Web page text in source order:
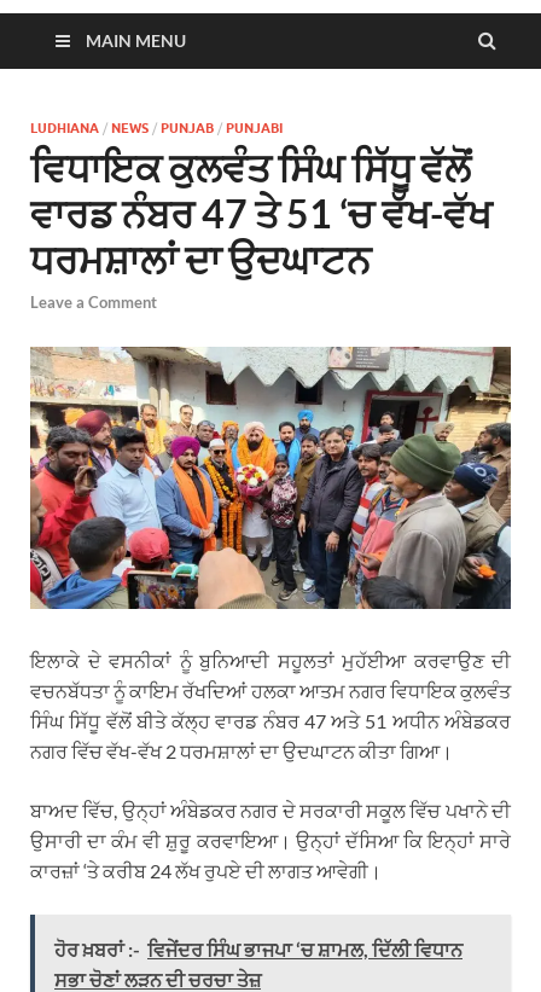
MAIN MENU
LUDHIANA / NEWS / PUNJAB / PUNJABI
ਵਿਧਾਇਕ ਕੁਲਵੰਤ ਸਿੰਘ ਸਿੱਧੂ ਵੱਲੋਂ
ਵਾਰਡ ਨੰਬਰ 47 ਤੇ 51 ‘ਚ ਵੱਖ-ਵੱਖ
ਧਰਮਸ਼ਾਲਾਂ ਦਾ ਉਦਘਾਟਨ
Leave a Comment
ਇਲਾਕੇ ਦੇ ਵਸਨੀਕਾਂ ਨੂੰ ਬੁਨਿਆਦੀ ਸਹੂਲਤਾਂ ਮੁਹੱਈਆ ਕਰਵਾਉਣ ਦੀ
ਵਚਨਬੱਧਤਾ ਨੂੰ ਕਾਇਮ ਰੱਖਦਿਆਂ ਹਲਕਾ ਆਤਮ ਨਗਰ ਵਿਧਾਇਕ ਕੁਲਵੰਤ
ਸਿੰਘ ਸਿੱਧੂ ਵੱਲੋਂ ਬੀਤੇ ਕੱਲ੍ਹ ਵਾਰਡ ਨੰਬਰ 47 ਅਤੇ 51 ਅਧੀਨ ਅੰਬੇਡਕਰ
ਨਗਰ ਵਿੱਚ ਵੱਖ-ਵੱਖ 2 ਧਰਮਸ਼ਾਲਾਂ ਦਾ ਉਦਘਾਟਨ ਕੀਤਾ ਗਿਆ।
ਬਾਅਦ ਵਿੱਚ, ਉਨ੍ਹਾਂ ਅੰਬੇਡਕਰ ਨਗਰ ਦੇ ਸਰਕਾਰੀ ਸਕੂਲ ਵਿੱਚ ਪਖਾਨੇ ਦੀ
ਉਸਾਰੀ ਦਾ ਕੰਮ ਵੀ ਸ਼ੁਰੂ ਕਰਵਾਇਆ। ਉਨ੍ਹਾਂ ਦੱਸਿਆ ਕਿ ਇਨ੍ਹਾਂ ਸਾਰੇ
ਕਾਰਜ਼ਾਂ ‘ਤੇ ਕਰੀਬ 24 ਲੱਖ ਰੁਪਏ ਦੀ ਲਾਗਤ ਆਵੇਗੀ।
ਹੋਰ ਖ਼ਬਰਾਂ :- ਵਿਜੇਂਦਰ ਸਿੰਘ ਭਾਜਪਾ ‘ਚ ਸ਼ਾਮਲ, ਦਿੱਲੀ ਵਿਧਾਨ
ਸਭਾ ਚੋਣਾਂ ਲੜਨ ਦੀ ਚਰਚਾ ਤੇਜ਼